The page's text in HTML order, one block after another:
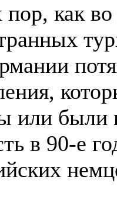
пор, как
или были
в 90-е